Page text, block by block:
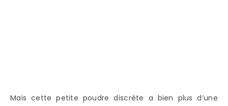
Mais cette petite poudre discrète a bien plus d’une